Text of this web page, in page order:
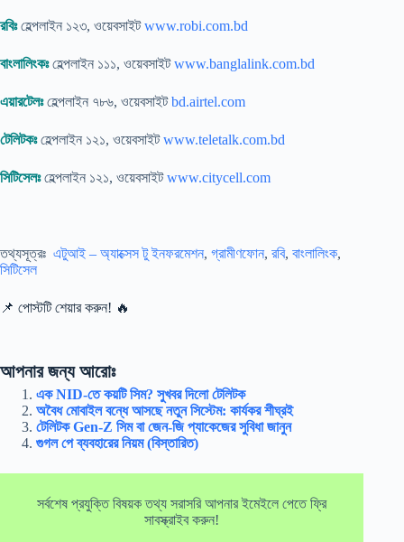
রবিঃহেল্পলাইন ১২৩, ওয়েবসাইটwww.robi.com.bd
বাংলালিংকঃ হেল্পলাইন ১১১, ওয়েবসাইটwww.banglalink.com.bd
এয়ারটেলঃ হেল্পলাইন ৭৮৬, ওয়েবসাইটbd.airtel.com
টেলিটকঃহেল্পলাইন ১২১, ওয়েবসাইটwww.teletalk.com.bd
সিটিসেলঃ হেল্পলাইন ১২১, ওয়েবসাইটwww.citycell.com
তথ্যসূত্রঃ এটুআই – অ্যাক্সেস টু ইনফরমেশন, গ্রামীণফোন, রবি, বাংলালিংক,
সিটিসেল
📌 পোস্টটি শেয়ার করুন! 🔥
আপনার জন্য আরোঃ
এক NID-তে কয়টি সিম? সুখবর দিলো টেলিটক
অবৈধ মোবাইল বন্ধে আসছে নতুন সিস্টেম: কার্যকর শীঘ্রই
টেলিটক Gen-Z সিম বা জেন-জি প্যাকেজের সুবিধা জানুন
গুগল পে ব্যবহারের নিয়ম (বিস্তারিত)
সর্বশেষ প্রযুক্তি বিষয়ক তথ্য সরাসরি আপনার ইমেইলে পেতে ফ্রি
সাবস্ক্রাইব করুন!